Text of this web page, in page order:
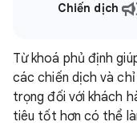
Chiến dịch
Từ khoá phủ định
các chiến dịch và
trọng đối với khách
tiêu tốt hơn có thể